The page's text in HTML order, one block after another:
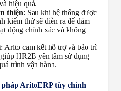
hiệu quả.
thiện: Sau khi hệ thống được
kiểm thử sẽ diễn ra để đảm
động chính xác và không
: Arito cam kết hỗ trợ và bảo trì
HR2B yên tâm sử dụng
trình vận hành.
pháp AritoERP tùy chỉnh